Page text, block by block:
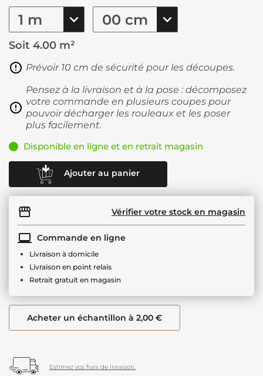
Soit 4.00 m²
Prévoir 10 cm de sécurité pour les découpes.
Pensez à la livraison et à la pose : décomposez
votre commande en plusieurs coupes pour
pouvoir décharger les rouleaux et les poser
plus facilement.
Disponible en ligne et en retrait magasin
Ajouter au panier
Vérifier votre stock en magasin
Commande en ligne
Livraison à domicile
Livraison en point relais
Retrait gratuit en magasin
Acheter un échantillon à 2,00 €
Estimez vos frais de livraison.